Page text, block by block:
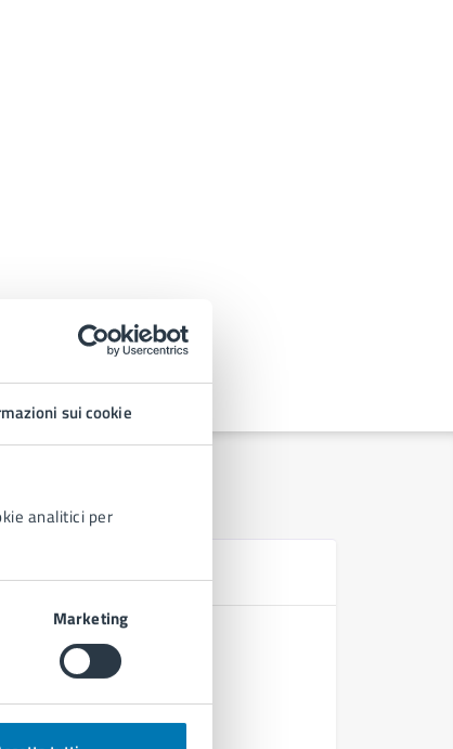
sui cookie
analitici per
Marketing